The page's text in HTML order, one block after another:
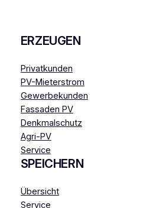
ERZEUGEN
Privatkunden
PV-Mieterstrom
Gewerbekunden
Fassaden PV
Denkmalschutz
Agri-PV
Service
SPEICHERN
Übersicht
Service